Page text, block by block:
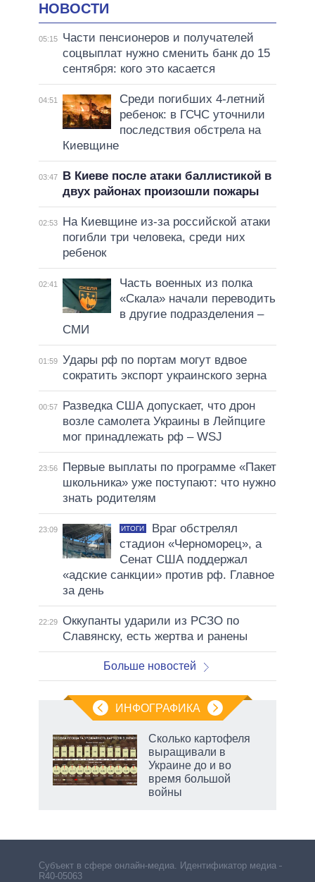
НОВОСТИ
05:15
Части пенсионеров и получателей
соцвыплат нужно сменить банк до 15
сентября: кого это касается
04:51
Среди погибших 4-летний
ребенок: в ГСЧС уточнили
последствия обстрела на
Киевщине
03:47
В Киеве после атаки баллистикой в
двух районах произошли пожары
02:53
На Киевщине из-за российской атаки
погибли три человека, среди них
ребенок
02:41
Часть военных из полка
«Скала» начали переводить
в другие подразделения –
СМИ
01:59 Удары рф по портам могут вдвое
сократить экспорт украинского зерна
00:57
Разведка США допускает, что дрон
возле самолета Украины в Лейпциге
мог принадлежать рф – WSJ
23:56
Первые выплаты по программе «Пакет
школьника» уже поступают: что нужно
знать родителям
23:09 ИТОГИ
Враг обстрелял
стадион «Черноморец», а
Сенат США поддержал
«адские санкции» против рф. Главное
за день
22:29 Оккупанты ударили из РСЗО по
Славянску, есть жертва и ранены
Больше новостей
ИНФОГРАФИКА
Сколько картофеля
выращивали в
Украине до и во
время большой
войны
Субъект в сфере онлайн-медиа. Идентификатор медиа –
R40-05063